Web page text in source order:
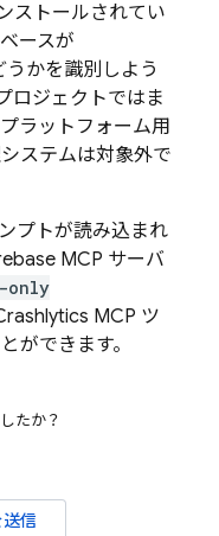
ストールされてい
ースが
かを識別しよう
ロジェクトではま
ラットフォーム用
ステムは対象外で
プトが読み込まれ
MCP サーバ
only
MCP ツ
ができます。
たか？
信